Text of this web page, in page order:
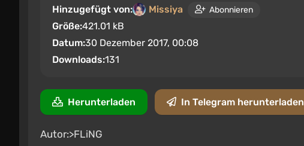
Hinzugefügt von:
Missiya Abonnieren
Größe:421.01 kB
Datum:30 Dezember 2017, 00:08
Downloads:131
Herunterladen In Telegram herunterladen
Autor:>FLiNG